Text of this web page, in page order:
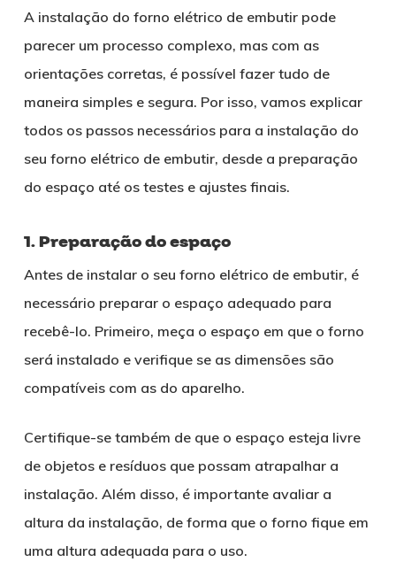
A instalação do forno elétrico de embutir pode
parecer um processo complexo, mas com as
orientações corretas, é possível fazer tudo de
maneira simples e segura. Por isso, vamos explicar
todos os passos necessários para a instalação do
seu forno elétrico de embutir, desde a preparação
do espaço até os testes e ajustes finais.
1. Preparação do espaço
Antes de instalar o seu forno elétrico de embutir, é
necessário preparar o espaço adequado para
recebê-lo. Primeiro, meça o espaço em que o forno
será instalado e verifique se as dimensões são
compatíveis com as do aparelho.
Certifique-se também de que o espaço esteja livre
de objetos e resíduos que possam atrapalhar a
instalação. Além disso, é importante avaliar a
altura da instalação, de forma que o forno fique em
uma altura adequada para o uso.